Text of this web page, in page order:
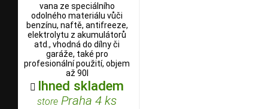
vana ze speciálního
odolného materiálu vůči
benzínu, naftě, antifreeze,
elektrolytu z akumulátorů
atd., vhodná do dílny či
garáže, také pro
profesionální použití, objem
až 90l
 Ihned skladem
store Praha 4 ks